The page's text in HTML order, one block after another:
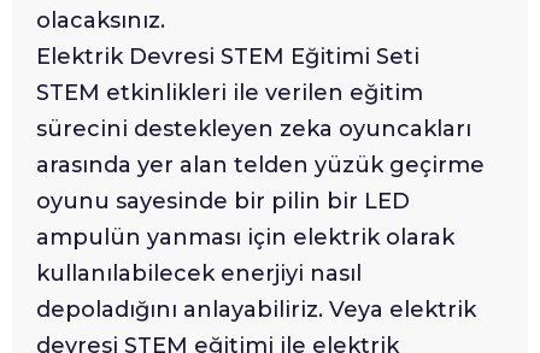
olacaksınız.
Elektrik Devresi STEM Eğitimi Seti
STEM etkinlikleri ile verilen eğitim
sürecini destekleyen zeka oyuncakları
arasında yer alan telden yüzük geçirme
oyunu sayesinde bir pilin bir LED
ampulün yanması için elektrik olarak
kullanılabilecek enerjiyi nasıl
depoladığını anlayabiliriz. Veya elektrik
devresi STEM eğitimi ile elektrik